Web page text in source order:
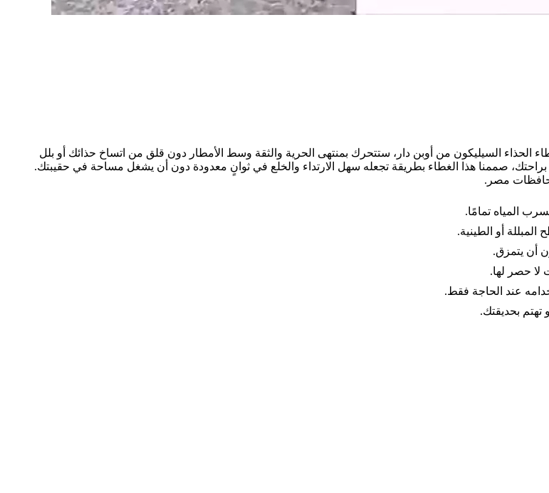
السيليكون من أوبن دار، ستتحرك بمنتهى الحرية والثقة وسط الأمطار دون قلق من اتساخ حذائك أو بلل
براحتك، صممنا هذا الغطاء بطريقة تجعله سهل الارتداء والخلع في ثوانٍ معدودة دون أن يشغل مساحة في حقيبتك.
مصر.
المياه تمامًا.
أو الطينية.
أن يتمزق.
لا حصر لها.
عند الحاجة فقط.
بحديقتك.